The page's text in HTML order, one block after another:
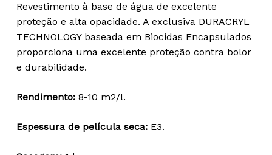
15,51 €
through
116,00 €
Revestimento à base de água de excelente
proteção e alta opacidade. A exclusiva DURACRYL
TECHNOLOGY baseada em Biocidas Encapsulados
proporciona uma excelente proteção contra bolor
e durabilidade.
Rendimento:8-10 m2/l.
Espessura de película seca:E3.